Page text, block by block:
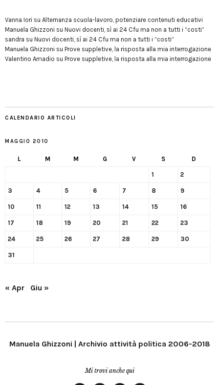
Vanna Iori su Alternanza scuola-lavoro, potenziare contenuti educativi
Manuela Ghizzoni su Nuovi docenti, sì ai 24 Cfu ma non a tutti i “costi”
sandra su Nuovi docenti, sì ai 24 Cfu ma non a tutti i “costi”
Manuela Ghizzoni su Prove suppletive, la risposta alla mia interrogazione
Valentino Amadio su Prove suppletive, la risposta alla mia interrogazione
CALENDARIO ARTICOLI
MAGGIO 2010
L M M G V S D
1 2
3 4 5 6 7 8 9
10 11 12 13 14 15 16
17 18 19 20 21 22 23
24 25 26 27 28 29 30
31
« Apr Giu »
Manuela Ghizzoni | Archivio attività politica 2006-2018
Mi trovi anche qui